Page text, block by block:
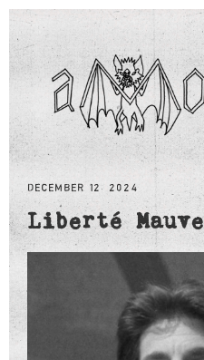
DECEMBER 12, 2024
Liberté Mauve